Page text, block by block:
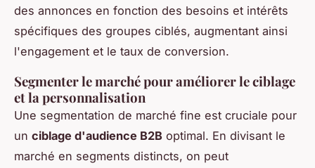
des annonces en fonction des besoins et intérêts
spécifiques des groupes ciblés, augmentant ainsi
l'engagement et le taux de conversion.
Segmenter le marché pour améliorer le ciblage
et la personnalisation
Une segmentation de marché fine est cruciale pour
un ciblage d'audience B2B optimal. En divisant le
marché en segments distincts, on peut